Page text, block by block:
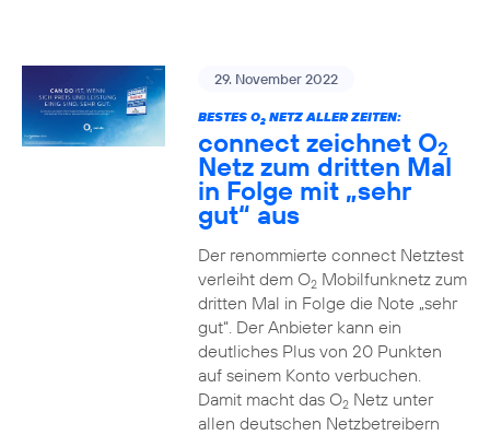
29. November 2022
BESTES O2NETZ ALLER ZEITEN:
connect zeichnet O2
Netz zum dritten Mal
in Folge mit „sehr
gut“ aus
Der renommierte connect Netztest
verleiht dem O2Mobilfunknetz zum
dritten Mal in Folge die Note „sehr
gut“. Der Anbieter kann ein
deutliches Plus von 20 Punkten
auf seinem Konto verbuchen.
Damit macht das O2Netz unter
allen deutschen Netzbetreibern